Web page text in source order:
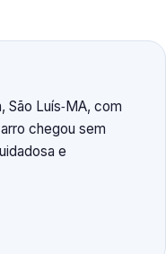
São Luís‑MA, com
chegou sem
e